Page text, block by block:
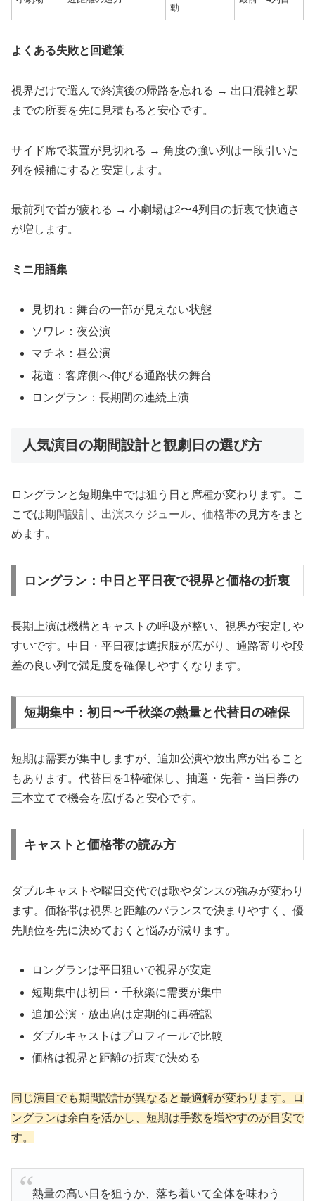
動
よくある失敗と回避策
視界だけで選んで終演後の帰路を忘れる → 出口混雑と駅
までの所要を先に見積もると安心です。
サイド席で装置が見切れる → 角度の強い列は一段引いた
列を候補にすると安定します。
最前列で首が疲れる → 小劇場は2〜4列目の折衷で快適さ
が増します。
ミニ用語集
見切れ：舞台の一部が見えない状態
ソワレ：夜公演
マチネ：昼公演
花道：客席側へ伸びる通路状の舞台
ロングラン：長期間の連続上演
人気演目の期間設計と観劇日の選び方
ロングランと短期集中では狙う日と席種が変わります。こ
こでは期間設計 出演スケジュール 価格帯の見方をまと
めます。
ロングラン：中日と平日夜で視界と価格の折衷
長期上演は機構とキャストの呼吸が整い、視界が安定しや
すいです。中日・平日夜は選択肢が広がり、通路寄りや段
差の良い列で満足度を確保しやすくなります。
短期集中：初日〜千秋楽の熱量と代替日の確保
短期は需要が集中しますが、追加公演や放出席が出ること
もあります。代替日を1枠確保し、抽選・先着・当日券の
三本立てで機会を広げると安心です。
キャストと価格帯の読み方
ダブルキャストや曜日交代では歌やダンスの強みが変わり
ます。価格帯は視界と距離のバランスで決まりやすく、優
先順位を先に決めておくと悩みが減ります。
ロングランは平日狙いで視界が安定
短期集中は初日・千秋楽に需要が集中
追加公演・放出席は定期的に再確認
ダブルキャストはプロフィールで比較
価格は視界と距離の折衷で決める
同じ演目でも期間設計が異なると最適解が変わります。ロ
ングランは余白を活かし、短期は手数を増やすのが目安で
す。
熱量の高い日を狙うか、落ち着いて全体を味わう